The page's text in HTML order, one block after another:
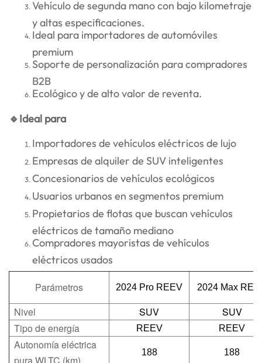
Vehículo de segunda mano con bajo kilometraje
y altas especificaciones.
Ideal para importadores de automóviles
premium
Soporte de personalización para compradores
B2B
Ecológico y de alto valor de reventa.
🔹Ideal para
Importadores de vehículos eléctricos de lujo
Empresas de alquiler de SUV inteligentes
Concesionarios de vehículos ecológicos
Usuarios urbanos en segmentos premium
Propietarios de flotas que buscan vehículos
eléctricos de tamaño mediano
Compradores mayoristas de vehículos
eléctricos usados
Parámetros 2024 Pro REEV 2024 Max
Nivel SUV
SUV
Tipo de energía
REEV REEV
Autonomía eléctrica
pura WLTC (km)
188 188